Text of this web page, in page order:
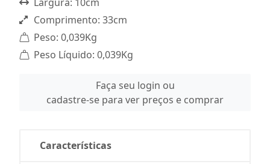
Comprimento: 33cm
Peso: 0,039Kg
Peso Líquido: 0,039Kg
Faça seu login ou
cadastre-se para ver preços e comprar
Características